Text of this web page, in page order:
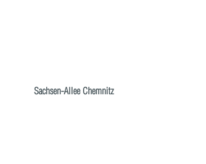
Sachsen-Allee Chemnitz